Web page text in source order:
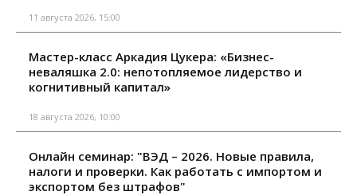
11 августа 2026, 15:00
Мастер-класс Аркадия Цукера: «Бизнес-
неваляшка 2.0: непотопляемое лидерство и
когнитивный капитал»
18 августа 2026, 10:00
Онлайн семинар: "ВЭД – 2026. Новые правила,
налоги и проверки. Как работать с импортом и
экспортом без штрафов"